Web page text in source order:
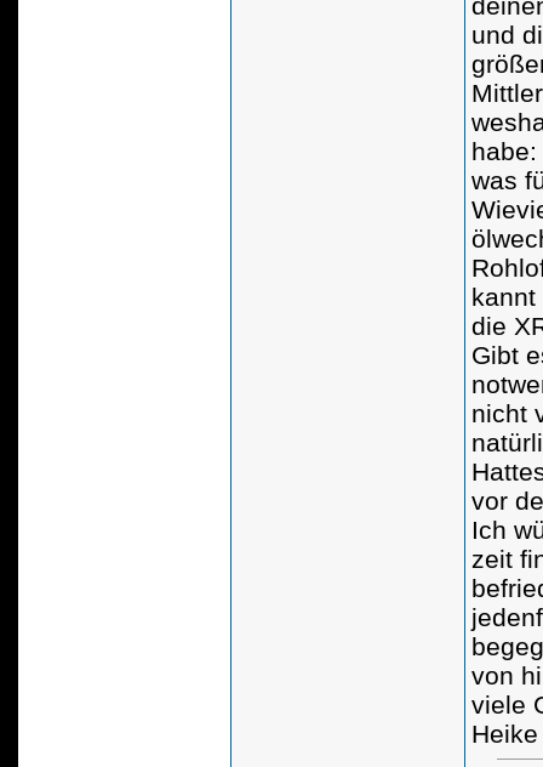
und
habe:
was
kannt
die
Gibt
nicht
vor
Ich
zeit
von
viele
Heike